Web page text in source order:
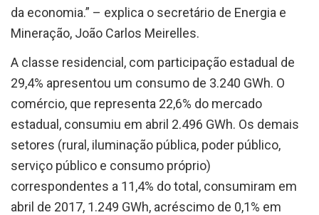
da economia.” – explica o secretário de Energia e
Mineração, João Carlos Meirelles.
A classe residencial, com participação estadual de
29,4% apresentou um consumo de 3.240 GWh. O
comércio, que representa 22,6% do mercado
estadual, consumiu em abril 2.496 GWh. Os demais
setores (rural, iluminação pública, poder público,
serviço público e consumo próprio)
correspondentes a 11,4% do total, consumiram em
abril de 2017, 1.249 GWh, acréscimo de 0,1% em